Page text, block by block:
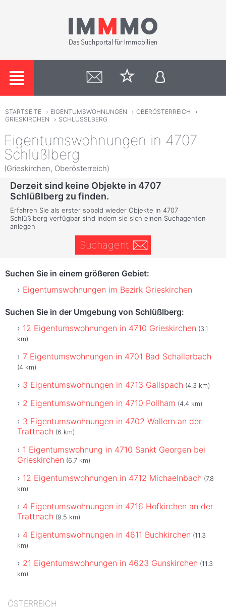
STARTSEITE › EIGENTUMSWOHNUNGEN › OBERÖSTERREICH
›
GRIESKIRCHEN
› SCHLÜSSLBERG
Eigentumswohnungen in 4707
Schlüßlberg
(Grieskirchen, Oberösterreich)
Derzeit sind keine Objekte in 4707
Schlüßlberg zu finden.
Erfahren Sie als erster sobald wieder Objekte in 4707
Schlüßlberg verfügbar sind indem sie sich einen Suchagenten
anlegen
Suchagent
Suchen Sie in einem größeren Gebiet:
Eigentumswohnungen im Bezirk Grieskirchen
Suchen Sie in der Umgebung von Schlüßlberg:
12 Eigentumswohnungen in 4710 Grieskirchen (3.1
km)
7 Eigentumswohnungen in 4701 Bad Schallerbach
(4 km)
3 Eigentumswohnungen in 4713 Gallspach (4.3 km)
2 Eigentumswohnungen in 4710 Pollham (4.4 km)
3 Eigentumswohnungen in 4702 Wallern an der
Trattnach (6 km)
1 Eigentumswohnung in 4710 Sankt Georgen bei
Grieskirchen (6.7 km)
12 Eigentumswohnungen in 4712 Michaelnbach (7.8
km)
4 Eigentumswohnungen in 4716 Hofkirchen an der
Trattnach (9.5 km)
4 Eigentumswohnungen in 4611 Buchkirchen (11.3
km)
21 Eigentumswohnungen in 4623 Gunskirchen (11.3
km)
ÖSTERREICH